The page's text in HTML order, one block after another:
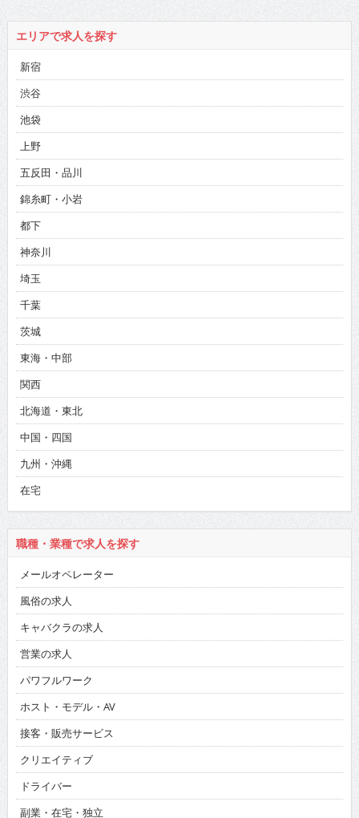
エリアで求人を探す
新宿
渋谷
池袋
上野
五反田・品川
錦糸町・小岩
都下
神奈川
埼玉
千葉
茨城
東海・中部
関西
北海道・東北
中国・四国
九州・沖縄
在宅
職種・業種で求人を探す
メールオペレーター
風俗の求人
キャバクラの求人
営業の求人
パワフルワーク
ホスト・モデル・AV
接客・販売サービス
クリエイティブ
ドライバー
副業・在宅・独立